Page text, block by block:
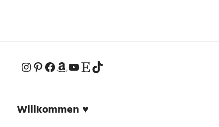
Instagram
Pinterest
Facebook
Amazon
YouTube
Etsy-ShopTikTok
Willkommen ♥